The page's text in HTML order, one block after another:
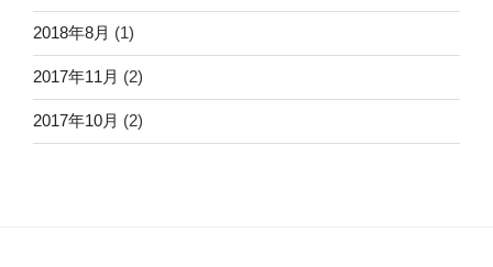
2018年8月 (1)
2017年11月 (2)
2017年10月 (2)